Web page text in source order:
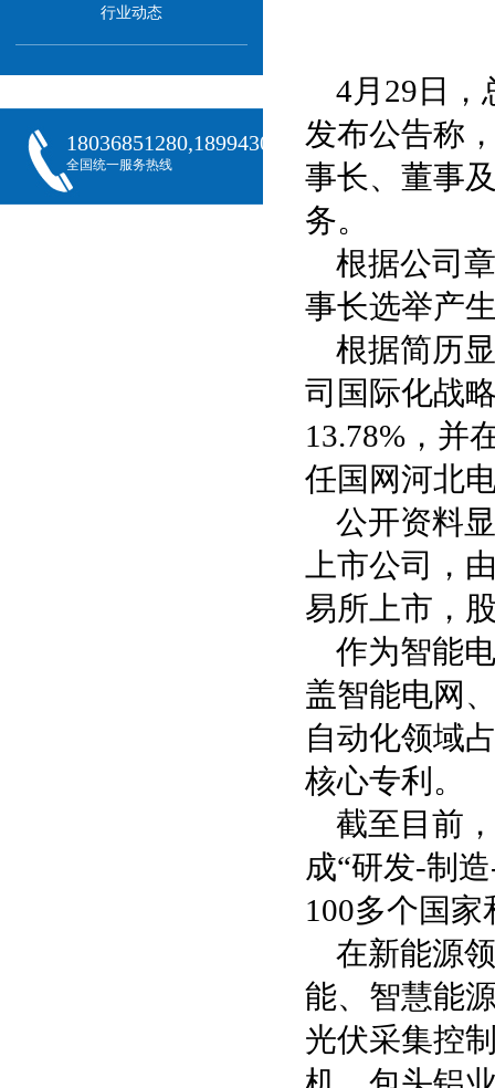
行业动态
18036851280,18994301288,18068407382
全国统一服务热线
4月29日，
发布公告称
事长、董事
务。
根据公司
事长选举产
根据简历
司国际化战
13.78%，并
任国网河北
公开资料
上市公司，
易所上市，
作为智能
盖智能电网
自动化领域
核心专利。
截至目前
成“研发-制
100多个国家
在新能源
能、智慧能
光伏采集控